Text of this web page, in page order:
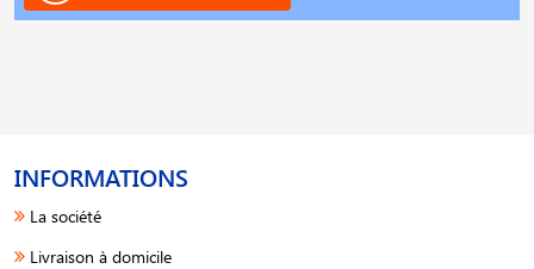
INFORMATIONS
La société
Livraison à domicile